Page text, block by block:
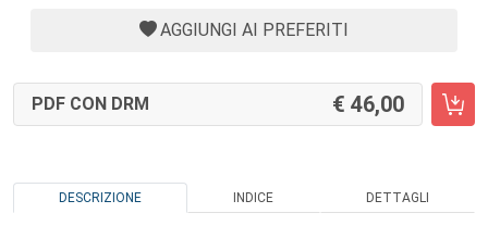
AGGIUNGI AI PREFERITI
PDF CON DRM 46,00
DESCRIZIONE INDICE DETTAGLI